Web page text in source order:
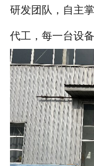
研发团队，自主
代工，每一台设